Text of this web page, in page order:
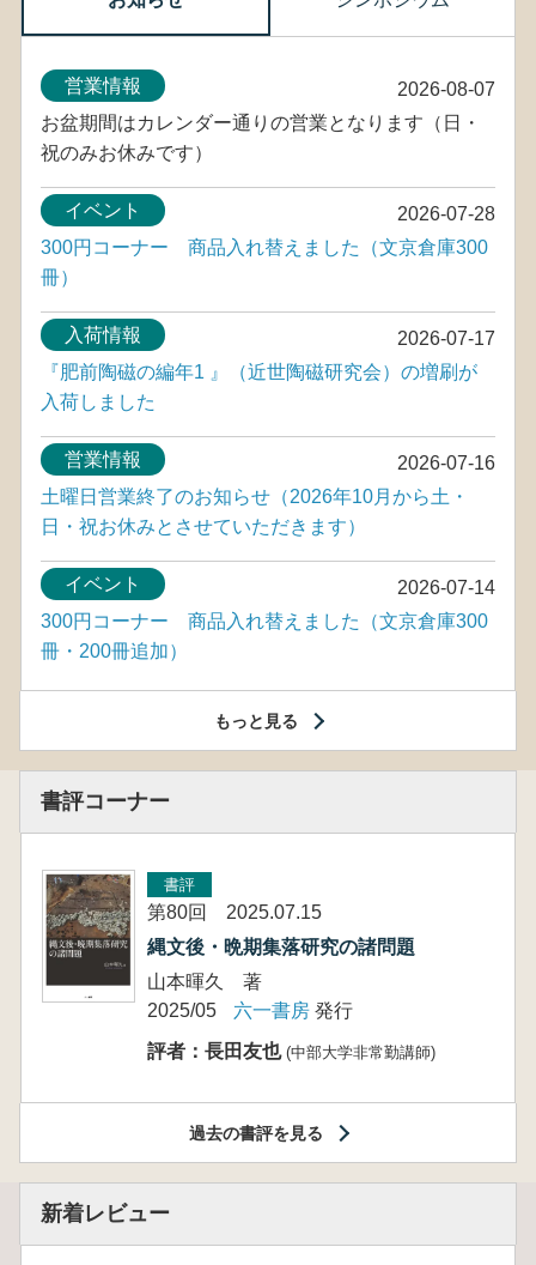
2026-08-07
営業情報
お盆期間はカレンダー通りの営業となります（日・
祝のみお休みです）
2026-07-28
イベント
300円コーナー 商品入れ替えました（文京倉庫300
冊）
2026-07-17
入荷情報
『肥前陶磁の編年1 』（近世陶磁研究会）の増刷が
入荷しました
2026-07-16
営業情報
土曜日営業終了のお知らせ（2026年10月から土・
日・祝お休みとさせていただきます）
2026-07-14
イベント
300円コーナー 商品入れ替えました（文京倉庫300
冊・200冊追加）
もっと見る
書評コーナー
書評
第80回 2025.07.15
縄文後・晩期集落研究の諸問題
山本暉久 著
2025/05
六一書房 発行
評者：長田友也 (中部大学非常勤講師)
過去の書評を見る
新着レビュー